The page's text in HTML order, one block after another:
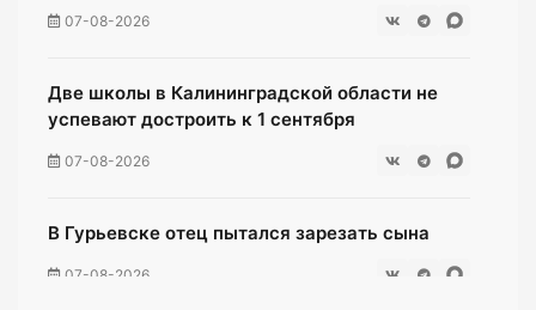
07-08-2026
Две школы в Калининградской области не
успевают достроить к 1 сентября
07-08-2026
В Гурьевске отец пытался зарезать сына
07-08-2026